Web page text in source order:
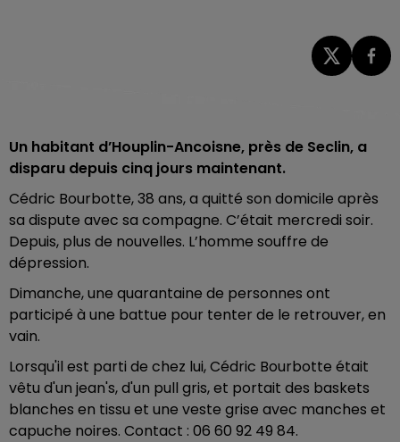
Un habitant d’Houplin-Ancoisne, près de Seclin, a
disparu depuis cinq jours maintenant.
Cédric Bourbotte, 38 ans, a quitté son domicile après
sa dispute avec sa compagne. C’était mercredi soir.
Depuis, plus de nouvelles. L’homme souffre de
dépression.
Dimanche, une quarantaine de personnes ont
participé à une battue pour tenter de le retrouver, en
vain.
Lorsqu'il est parti de chez lui, Cédric Bourbotte était
vêtu d'un jean's, d'un pull gris, et portait des baskets
blanches en tissu et une veste grise avec manches et
capuche noires. Contact : 06 60 92 49 84.